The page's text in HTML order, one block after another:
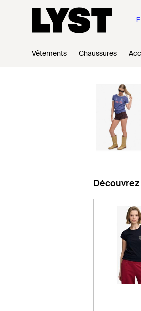
Vêtements Chaussures